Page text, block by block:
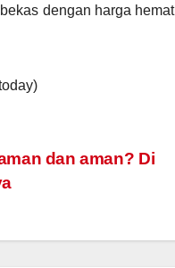
dengan harga
dan aman? Di